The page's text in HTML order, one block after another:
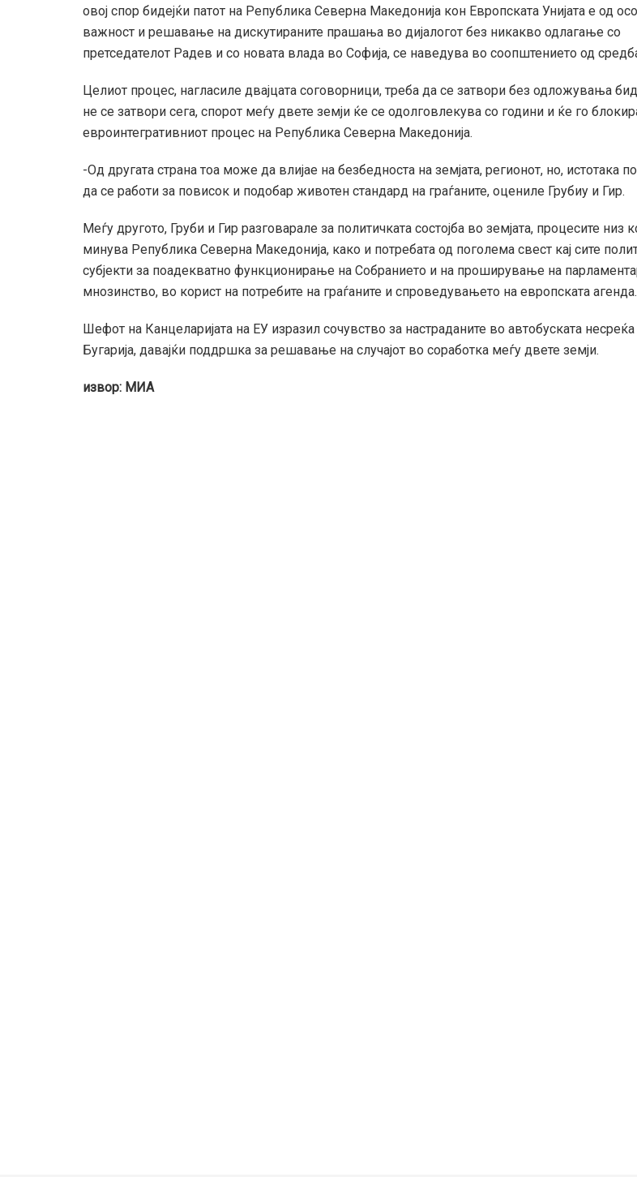
овој спор бидејќи патот на Република Северна Македонија кон Европската Унијата е од
важност и решавање на дискутираните прашања во дијалогот без никакво одлагање со
претседателот Радев и со новата влада во Софија, се наведува во соопштението од
Целиот процес, нагласиле двајцата соговорници, треба да се затвори без одложувања
не се затвори сега, спорот меѓу двете земји ќе се одолговлекува со години и ќе го
евроинтегративниот процес на Република Северна Македонија.
-Од другата страна тоа може да влијае на безбедноста на земјата, регионот, но, истотака
да се работи за повисок и подобар животен стандард на граѓаните, оцениле Грубиу и Гир.
Меѓу другото, Груби и Гир разговарале за политичката состојба во земјата, процесите низ
минува Република Северна Македонија, како и потребата од поголема свест кај сите
субјекти за поадекватно функционирање на Собранието и на проширување на
мнозинство, во корист на потребите на граѓаните и спроведувањето на европската агенда.
Шефот на Канцеларијата на ЕУ изразил сочувство за настраданите во автобуската
Бугарија, давајќи поддршка за решавање на случајот во соработка меѓу двете земји.
извор: МИА